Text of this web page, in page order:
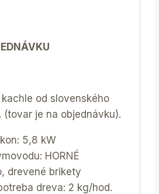
od slovenského
(tovar je na objednávku).
5,8 kW
HORNÉ
drevené brikety
dreva: 2 kg/hod.